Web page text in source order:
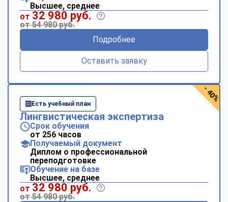
Высшее, среднее
от 32 980 руб.
от 54 980 руб.
Подробнее
Оставить заявку
Есть учебный план
Лингвистическая экспертиза
Срок обучения
от 256 часов
Получаемый документ
Диплом о профессиональной
переподготовке
Обучение на базе
Высшее, среднее
от 32 980 руб.
от 54 980 руб.
- 40%